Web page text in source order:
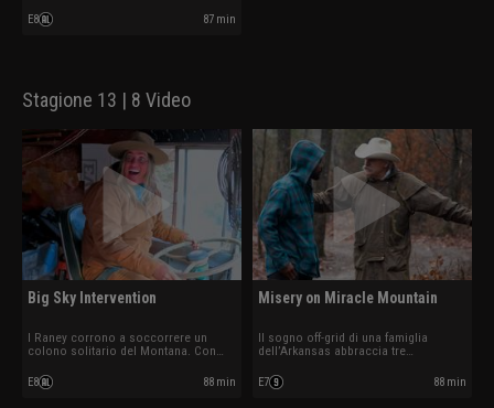
E8 87 min
Stagione 13 | 8 Video
Big Sky Intervention
I Raney corrono a soccorrere un
colono solitario del Montana. Con
zero una strategia di sopravvivenza
per garantire rifugio, acqua e cibo
E8 88 min
Misery on Miracle Mountain
Il sogno off-grid di una famiglia
dell’Arkansas abbraccia tre
colpisce durante il salvataggio e i
Raney devono adattarsi rapidamente
E7 88 min